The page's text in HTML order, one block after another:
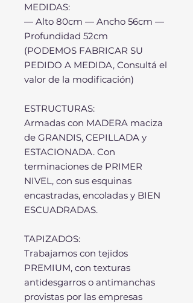
MEDIDAS:
— Alto 80cm — Ancho 56cm —
Profundidad 52cm
(PODEMOS FABRICAR SU
PEDIDO A MEDIDA, Consultá el
valor de la modificación)
ESTRUCTURAS:
Armadas con MADERA maciza
de GRANDIS, CEPILLADA y
ESTACIONADA. Con
terminaciones de PRIMER
NIVEL, con sus esquinas
encastradas, encoladas y BIEN
ESCUADRADAS.
TAPIZADOS:
Trabajamos con tejidos
PREMIUM, con texturas
antidesgarros o antimanchas
provistas por las empresas